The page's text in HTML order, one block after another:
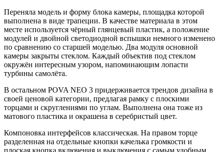
Переняла модель и форму блока камеры, площадка которой
выполнена в виде трапеции. В качестве материала в этом
месте используется чёрный глянцевый пластик, а положение
модулей и двойной светодиодной вспышки немного изменено
по сравнению со старшей моделью. Два модуля основной
камеры закрыты стеклом. Каждый объектив под стеклом
окружён интересным узором, напоминающим лопасти
турбины самолёта.
В остальном POVA NEO 3 придерживается трендов дизайна в
своей ценовой категории, предлагая рамку с плоскими
торцами и скруглениями по углам. Выполнена она тоже из
матового пластика и окрашена в серебристый цвет.
Компоновка интерфейсов классическая. На правом торце
разделенная на отдельные кнопки качелька громкости и
плоская кнопка включения и выключения с самым удобным